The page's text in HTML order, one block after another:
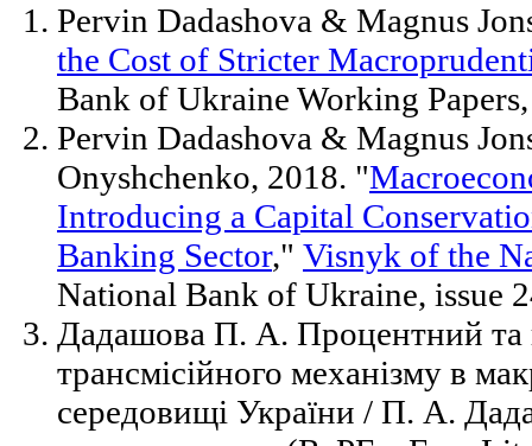
Pervin Dadashova & Magnus
the Cost of Stricter
Bank of Ukraine Working Papers,
Pervin Dadashova & Magnus
Onyshchenko, 2018. "
Introducing a Capital
Banking Sector," Visnyk of the
National Bank of Ukraine, issue
Дадашова П. А. Процентний та
трансмісійного механізму в
середовищі України / П. А.